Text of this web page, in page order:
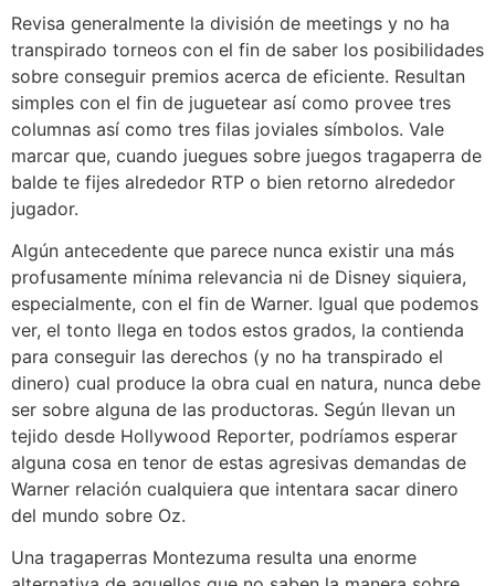
Revisa generalmente la división de meetings y no ha
transpirado torneos con el fin de saber los posibilidades
sobre conseguir premios acerca de eficiente. Resultan
simples con el fin de juguetear así­ como provee tres
columnas así­ como tres filas joviales símbolos. Vale
marcar que, cuando juegues sobre juegos tragaperra de
balde te fijes alrededor RTP o bien retorno alrededor
jugador.
Algún antecedente que parece nunca existir una más
profusamente mínima relevancia ni de Disney siquiera,
especialmente, con el fin de Warner. Igual que podemos
ver, el tonto llega en todos estos grados, la contienda
para conseguir las derechos (y no ha transpirado el
dinero) cual produce la obra cual en natura, nunca debe
ser sobre alguna de las productoras. Según llevan un
tejido desde Hollywood Reporter, podrí­amos esperar
alguna cosa en tenor de estas agresivas demandas de
Warner relación cualquiera que intentara sacar dinero
del mundo sobre Oz.
Una tragaperras Montezuma resulta una enorme